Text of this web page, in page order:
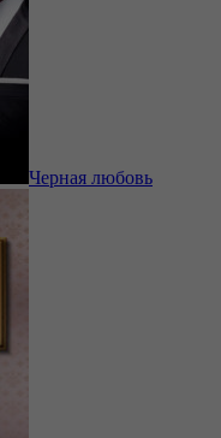
Черная любовь